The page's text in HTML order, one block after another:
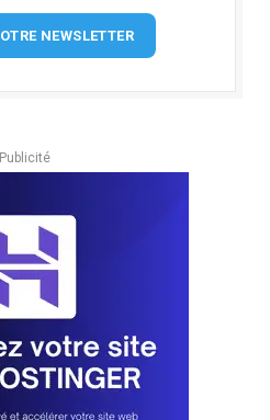
NEWSLETTER
Publicité